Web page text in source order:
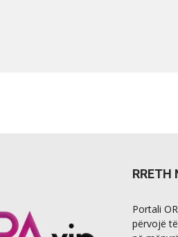
RRETH
Portali
përvojë